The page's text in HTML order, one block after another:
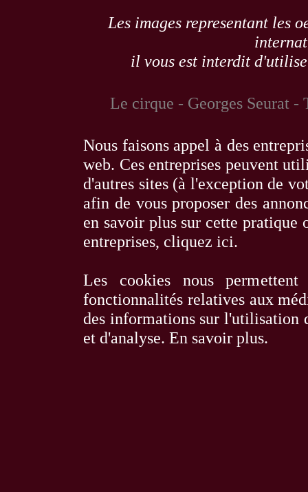
Les images representant les
il vous est interdit
Le cirque - Georges Seurat -
Nous faisons appel à des
web. Ces entreprises peuvent
d'autres sites (à l'exception de
afin de vous proposer des
en savoir plus sur cette pratique
entreprises, cliquez ici.
Les cookies nous
fonctionnalités relatives aux
des informations sur l'utilisation
et d'analyse. En savoir plus.